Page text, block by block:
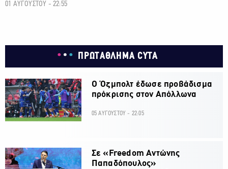
01 ΑΥΓΟΥΣΤΟΥ - 22:55
ΠΡΩΤΑΘΛΗΜΑ CYTA
Ο Όζμπολτ έδωσε προβάδισμα
πρόκρισης στον Απόλλωνα
05 ΑΥΓΟΥΣΤΟΥ - 22:05
Σε «Freedom Αντώνης
Παπαδόπουλος»